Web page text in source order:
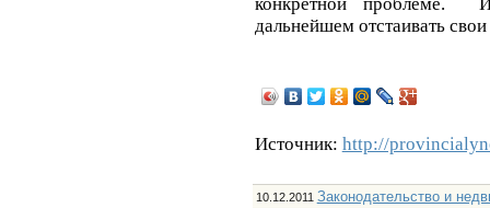
конкретной проблеме.
дальнейшем отстаивать
Источник: http://
10.12.2011 Законодательство и